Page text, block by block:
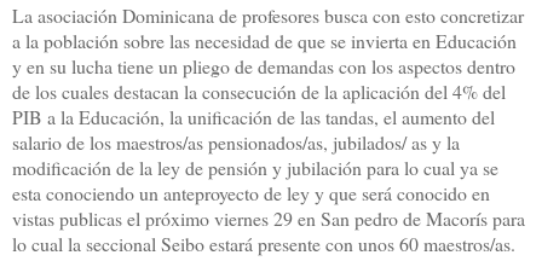
La asociación Dominicana de profesores busca con esto concretizar
a la población sobre las necesidad de que se invierta en Educación
y en su lucha tiene un pliego de demandas con los aspectos dentro
de los cuales destacan la consecución de la aplicación del 4% del
PIB a la Educación, la unificación de las tandas, el aumento del
salario de los maestros/as pensionados/as, jubilados/ as y la
modificación de la ley de pensión y jubilación para lo cual ya se
esta conociendo un anteproyecto de ley y que será conocido en
vistas publicas el próximo viernes 29 en San pedro de Macorís para
lo cual la seccional Seibo estará presente con unos 60 maestros/as.